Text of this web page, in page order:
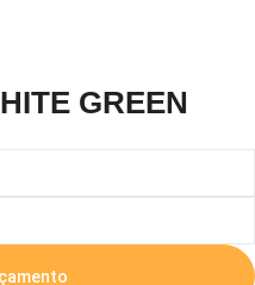
GREEN